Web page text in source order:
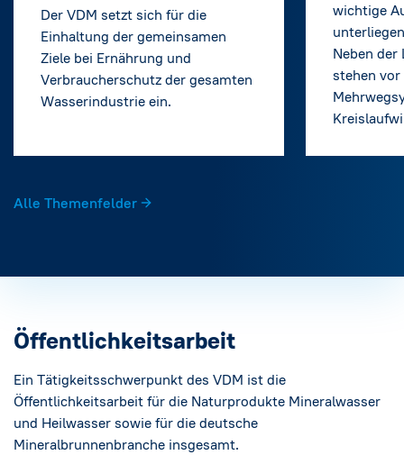
Der VDM setzt sich für die
Einhaltung der gemeinsamen
Ziele bei Ernährung und
Verbraucherschutz der gesamten
Wasserindustrie ein.
wichtige
Neben
stehen vor
Alle Themenfelder
Öffentlichkeitsarbeit
Ein Tätigkeitsschwerpunkt des VDM ist die
Öffentlichkeitsarbeit für die Naturprodukte Mineralwasser
und Heilwasser sowie für die deutsche
Mineralbrunnenbranche insgesamt.